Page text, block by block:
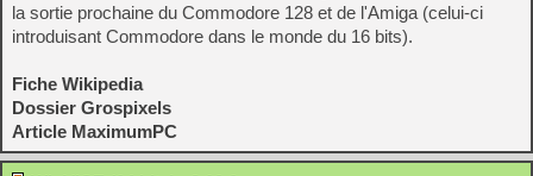
la sortie prochaine du Commodore 128 et de l'Amiga (celui-ci
introduisant Commodore dans le monde du 16 bits).
Fiche Wikipedia
Dossier Grospixels
Article MaximumPC